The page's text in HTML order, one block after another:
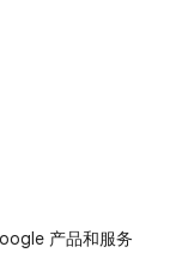
产品和服务